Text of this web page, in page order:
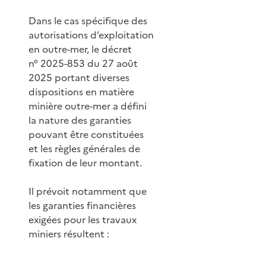
Dans le cas spécifique des
autorisations d’exploitation
en outre-mer, le décret
n° 2025-853 du 27 août
2025 portant diverses
dispositions en matière
minière outre-mer a défini
la nature des garanties
pouvant être constituées
et les règles générales de
fixation de leur montant.
Il prévoit notamment que
les garanties financières
exigées pour les travaux
miniers résultent :